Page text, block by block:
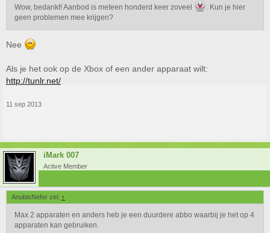
Wow, bedankt! Aanbod is meteen honderd keer zoveel
. Kun je hier
geen problemen mee krijgen?
Nee
Als je het ook op de Xbox of een ander apparaat wilt:
http://tunlr.net/
11 sep 2013
iMark 007
Active Member
AnubisNefer zei: ↑
Max 2 apparaten en anders heb je een duurdere abbo waarbij je het op 4
apparaten kan gebruiken.